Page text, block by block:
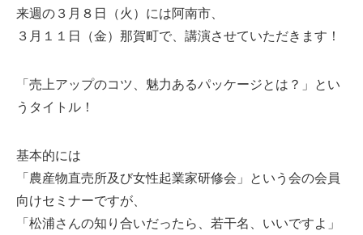
来週の３月８日（火）には阿南市、
３月１１日（金）那賀町で、講演させていただきます！
「売上アップのコツ、魅力あるパッケージとは？」とい
うタイトル！
基本的には
「農産物直売所及び女性起業家研修会」という会の会員
向けセミナーですが、
「松浦さんの知り合いだったら、若干名、いいですよ」